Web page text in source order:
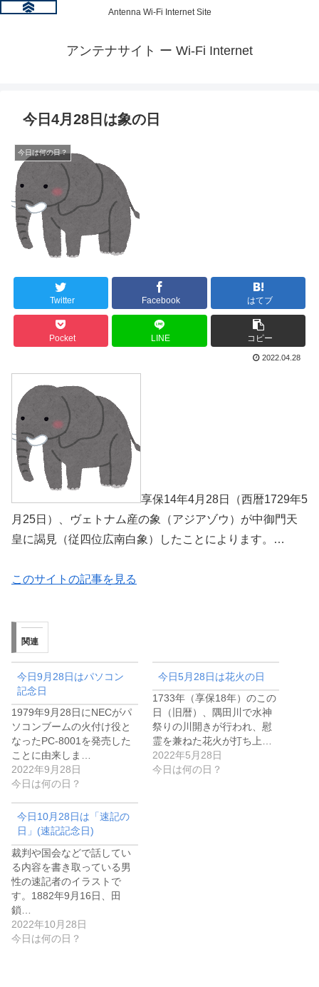
Antenna Wi-Fi Internet Site
アンテナサイト ー Wi-Fi Internet
今日4月28日は象の日
今日は何の日？
Twitter Facebook はてブ
Pocket LINE コピー
2022.04.28
享保14年4月28日（西暦1729年5
月25日）、ヴェトナム産の象（アジアゾウ）が中御門天
皇に謁見（従四位広南白象）したことによります。…
このサイトの記事を見る
関連
今日9月28日はパソコン
記念日
1979年9月28日にNECがパ
ソコンブームの火付け役と
なったPC-8001を発売した
ことに由来しま…
2022年9月28日
今日は何の日？
今日5月28日は花火の日
1733年（享保18年）のこの
日（旧暦）、隅田川で水神
祭りの川開きが行われ、慰
霊を兼ねた花火が打ち上…
2022年5月28日
今日は何の日？
今日10月28日は「速記の
日」(速記記念日)
裁判や国会などで話してい
る内容を書き取っている男
性の速記者のイラストで
す。1882年9月16日、田
鎖…
2022年10月28日
今日は何の日？